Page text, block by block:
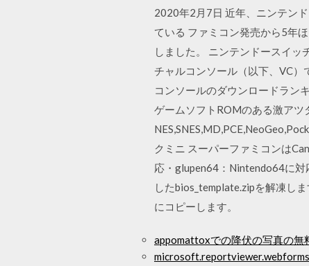
2020年2月7日 近年、ニンテン
ている ファミコン発売から5年
しました。 ニンテンドースイ
チャルコンソール（以下、VC
コンソールのダウンロードラン
ゲームソフトROMのある激アツ
クミニ スーパーファミコンは
応・glupen64：Nintendo64に対
したbios_template.zipを解凍し
にコピーします。
appomattoxでの降伏の写真の無